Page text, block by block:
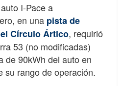
I-Pace a
en una pista de
Círculo Ártico, requirió
53 (no modificadas)
de 90kWh del auto en
su rango de operación.